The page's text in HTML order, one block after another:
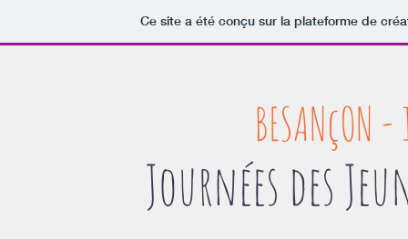
Ce site a été conçu sur la plateforme de
Journées des